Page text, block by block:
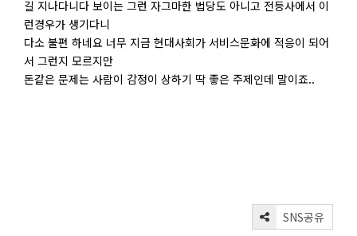
길 지나다니다 보이는 그런 자그마한 법당도 아니고 전등사에서 이
런경우가 생기다니
다소 불편 하네요 너무 지금 현대사회가 서비스문화에 적응이 되어
서 그런지 모르지만
돈같은 문제는 사람이 감정이 상하기 딱 좋은 주제인데 말이죠..
SNS공유